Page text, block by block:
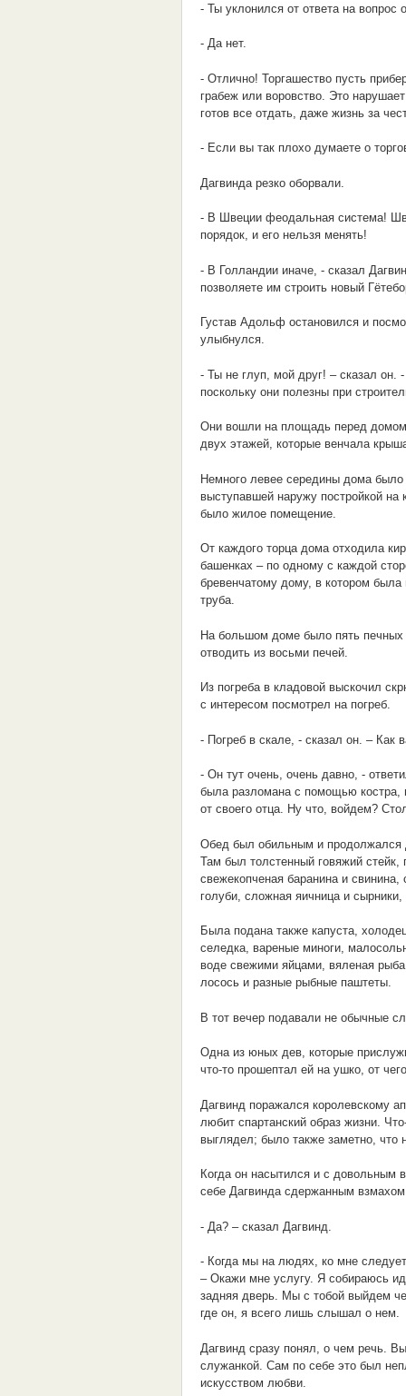
- Ты уклонился от ответа на
- Да нет.
- Отлично! Торгашество пусть
грабеж или воровство. Это
готов все отдать, даже жизнь за
- Если вы так плохо думаете о
Дагвинда резко оборвали.
- В Швеции феодальная система!
порядок, и его нельзя менять!
- В Голландии иначе, - сказал
позволяете им строить новый
Густав Адольф остановился и
улыбнулся.
- Ты не глуп, мой друг! – сказал он.
поскольку они полезны при
Они вошли на площадь перед
двух этажей, которые венчала
Немного левее середины дома
выступавшей наружу постройкой
было жилое помещение.
От каждого торца дома отходила
башенках – по одному с каждой
бревенчатому дому, в котором
труба.
На большом доме было пять
отводить из восьми печей.
Из погреба в кладовой выскочил
с интересом посмотрел на погреб.
- Погреб в скале, - сказал он. – Как
- Он тут очень, очень давно, -
была разломана с помощью костра,
от своего отца. Ну что, войдем?
Обед был обильным и продолжался
Там был толстенный говяжий
свежекопченая баранина и
голуби, сложная яичница и
Была подана также капуста,
селедка, вареные миноги,
воде свежими яйцами, вяленая
лосось и разные рыбные паштеты.
В тот вечер подавали не обычные
Одна из юных дев, которые
что-то прошептал ей на ушко, от
Дагвинд поражался королевскому
любит спартанский образ жизни.
выглядел; было также заметно, что
Когда он насытился и с довольным
себе Дагвинда сдержанным
- Да? – сказал Дагвинд.
- Когда мы на людях, ко мне
– Окажи мне услугу. Я собираюсь
задняя дверь. Мы с тобой выйдем
где он, я всего лишь слышал о нем.
Дагвинд сразу понял, о чем речь.
служанкой. Сам по себе это был
искусством любви.